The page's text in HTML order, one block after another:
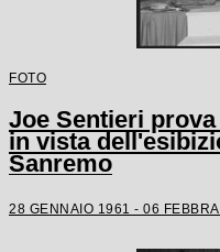
FOTO
Joe Sentieri
in vista
Sanremo
28 GENNAIO 1961 - 06